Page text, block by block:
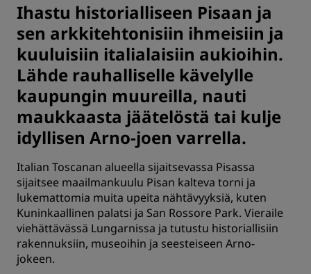
Ihastu historialliseen Pisaan ja
sen arkkitehtonisiin ihmeisiin ja
kuuluisiin italialaisiin aukioihin.
Lähde rauhalliselle kävelylle
kaupungin muureilla, nauti
maukkaasta jäätelöstä tai kulje
idyllisen Arno-joen varrella.
Italian Toscanan alueella sijaitsevassa Pisassa
sijaitsee maailmankuulu Pisan kalteva torni ja
lukemattomia muita upeita nähtävyyksiä, kuten
Kuninkaallinen palatsi ja San Rossore Park. Vieraile
viehättävässä Lungarnissa ja tutustu historiallisiin
rakennuksiin, museoihin ja seesteiseen Arno-
jokeen.